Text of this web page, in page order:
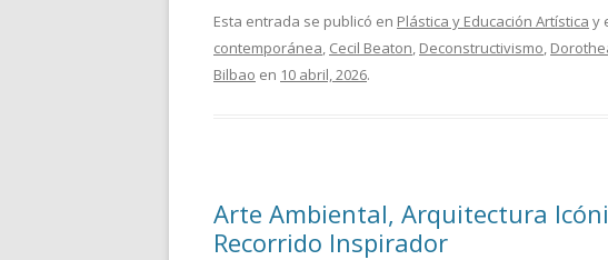
Esta entrada se publicó en Plástica y Educación Artística y
contemporánea, Cecil Beaton, Deconstructivismo,
Bilbao en 10 abril, 2026.
Arte Ambiental, Arquitectura
Recorrido Inspirador